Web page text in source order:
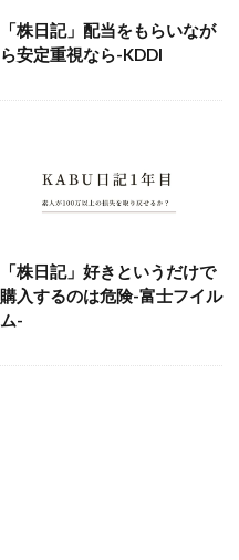
「株日記」配当をもらいなが
ら安定重視なら-KDDI
「株日記」好きというだけで
購入するのは危険-富士フイル
ム-